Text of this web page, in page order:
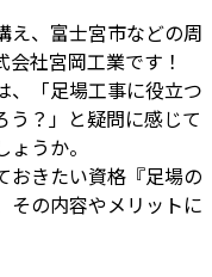
え、富士宮市などの周
社宮岡工業です！
、「足場工事に役立つ
う？」と疑問に感じて
うか。
おきたい資格『足場の
その内容やメリットに